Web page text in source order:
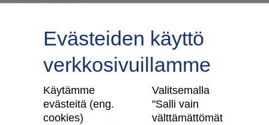
Tilaa uutiskirje
Evästeiden käyttö
verkkosivuillamme
Käytämme
evästeitä (eng.
cookies)
Valitsemalla
"Salli vain
välttämättömät